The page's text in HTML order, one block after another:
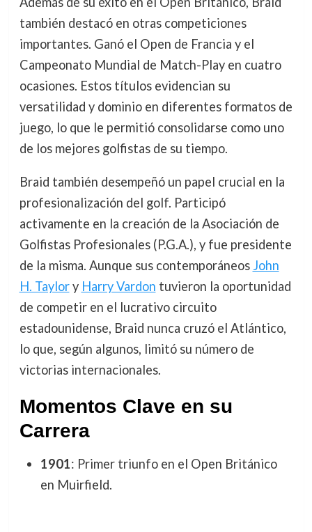
también destacó en otras competiciones
importantes. Ganó el Open de Francia y el
Campeonato Mundial de Match-Play en cuatro
ocasiones. Estos títulos evidencian su
versatilidad y dominio en diferentes formatos de
juego, lo que le permitió consolidarse como uno
de los mejores golfistas de su tiempo.
Braid también desempeñó un papel crucial en la
profesionalización del golf. Participó
activamente en la creación de la Asociación de
Golfistas Profesionales (P.G.A.), y fue presidente
de la misma. Aunque sus contemporáneos John
H. Taylory Harry Vardon tuvieron la oportunidad
de competir en el lucrativo circuito
estadounidense, Braid nunca cruzó el Atlántico,
lo que, según algunos, limitó su número de
victorias internacionales.
Momentos Clave en su
Carrera
1901: Primer triunfo en el Open Británico
en Muirfield.